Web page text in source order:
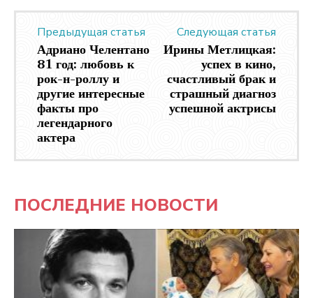
Предыдущая статья
Адриано Челентано
81 год: любовь к
рок-н-роллу и
другие интересные
факты про
легендарного
актера
Следующая статья
Ирины Метлицкая:
успех в кино,
счастливый брак и
страшный диагноз
успешной актрисы
ПОСЛЕДНИЕ НОВОСТИ